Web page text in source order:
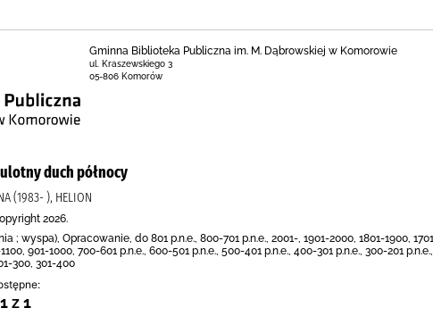
Gminna Biblioteka Publiczna im. M. Dąbrowskiej w Komorowie
ul. Kraszewskiego 3
05-806 Komorów
duch północy
(1983- ), HELION
2026.
; wyspa), Opracowanie, do 801 p.n.e., 800-701 p.n.e., 2001-, 1901-2000, 1801-1900,
1100, 901-1000, 700-601 p.n.e., 600-501 p.n.e., 500-401 p.n.e., 400-301 p.n.e., 300-201
300, 301-400
1 z 1